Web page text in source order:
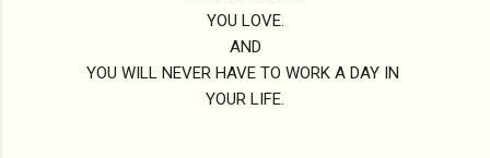
YOU LOVE.
AND
YOU WILL NEVER HAVE TO WORK A DAY IN
YOUR LIFE.